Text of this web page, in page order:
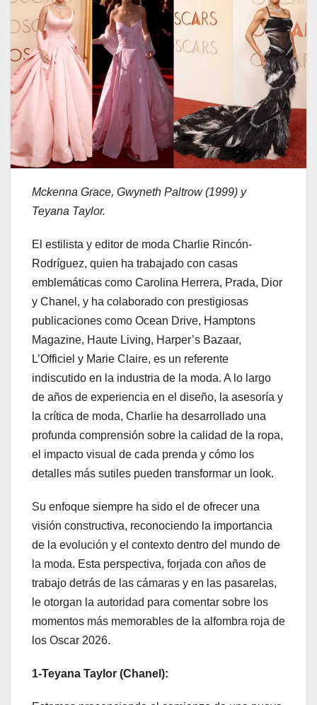
Mckenna Grace, Gwyneth Paltrow (1999) y
Teyana Taylor.
El estilista y editor de moda Charlie Rincón-
Rodríguez, quien ha trabajado con casas
emblemáticas como Carolina Herrera, Prada, Dior
y Chanel, y ha colaborado con prestigiosas
publicaciones como Ocean Drive, Hamptons
Magazine, Haute Living, Harper’s Bazaar,
L’Officiel y Marie Claire, es un referente
indiscutido en la industria de la moda. A lo largo
de años de experiencia en el diseño, la asesoría y
la crítica de moda, Charlie ha desarrollado una
profunda comprensión sobre la calidad de la ropa,
el impacto visual de cada prenda y cómo los
detalles más sutiles pueden transformar un look.
Su enfoque siempre ha sido el de ofrecer una
visión constructiva, reconociendo la importancia
de la evolución y el contexto dentro del mundo de
la moda. Esta perspectiva, forjada con años de
trabajo detrás de las cámaras y en las pasarelas,
le otorgan la autoridad para comentar sobre los
momentos más memorables de la alfombra roja de
los Oscar 2026.
1-Teyana Taylor (Chanel):